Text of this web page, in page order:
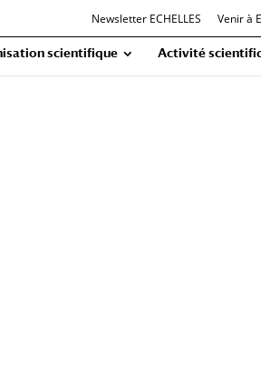
Newsletter ECHELLES Venir à
scientifique Activité